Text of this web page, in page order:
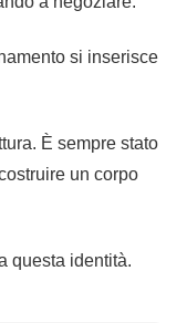
si inserisce
È sempre stato
un corpo
questa identità.